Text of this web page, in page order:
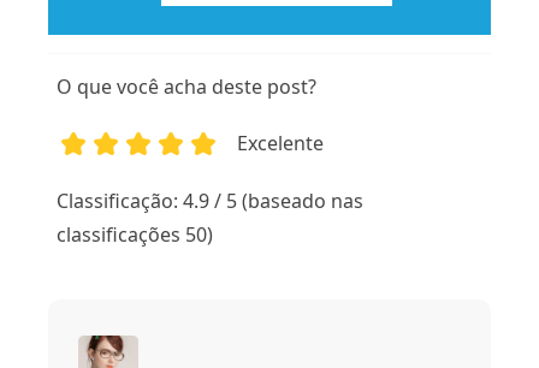
O que você acha deste post?
Excelente
Classificação: 4.9 / 5 (baseado nas
classificações 50)